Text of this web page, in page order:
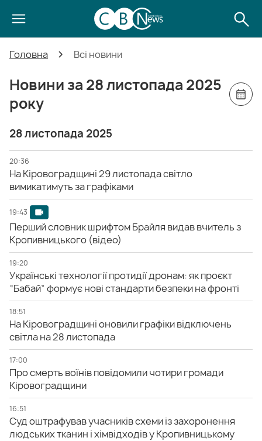
Головна Всі новини
Новини за 28 листопада 2025
року
28 листопада 2025
20:36
На Кіровоградщині 29 листопада світло
вимикатимуть за графіками
19:43
Перший словник шрифтом Брайля видав вчитель з
Кропивницького (відео)
19:20
Українські технології протидії дронам: як проєкт
“Бабай” формує нові стандарти безпеки на фронті
18:51
На Кіровоградщині оновили графіки відключень
світла на 28 листопада
17:00
Про смерть воїнів повідомили чотири громади
Кіровоградщини
16:51
Суд оштрафував учасників схеми із захоронення
людських тканин і хімвідходів у Кропивницькому